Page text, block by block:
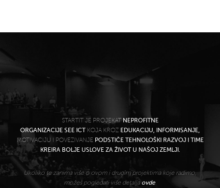
STARTIT JE PROJEKAT NEPROFITNE
ORGANIZACIJE SEE ICTKOJA KROZ EDUKACIJU, INFORMISANJE,
MOTIVACIJU I POVEZIVANJE PODSTIČE TEHNOLOŠKI RAZVOJ I TIME
KREIRA BOLJE USLOVE ZA ŽIVOT U NAŠOJ ZEMLJI.
Ukoliko te zanima više o ovom i drugim projektima koje radimo,
možeš pogledati više detalja ovde.